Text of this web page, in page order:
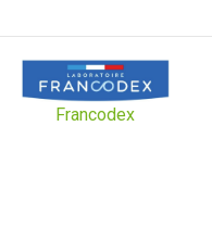
Francodex